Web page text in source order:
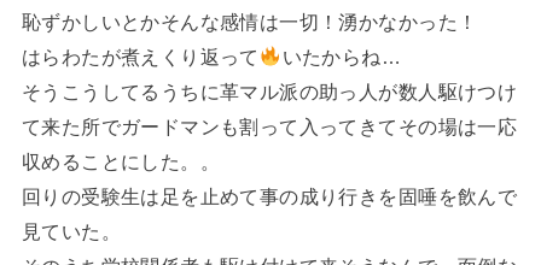
恥ずかしいとかそんな感情は一切！湧かなかった！
はらわたが煮えくり返って
いたからね…
そうこうしてるうちに革マル派の助っ人が数人駆けつけ
て来た所でガードマンも割って入ってきてその場は一応
収めることにした。。
回りの受験生は足を止めて事の成り行きを固唾を飲んで
見ていた。